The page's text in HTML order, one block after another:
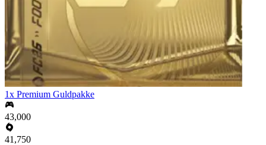
1x Premium Guldpakke
43,000
41,750